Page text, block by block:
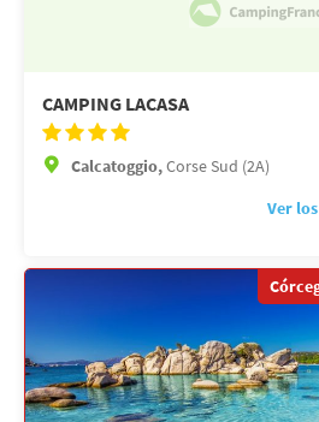
CAMPING LACASA
Calcatoggio,Corse Sud (2A)
Ver